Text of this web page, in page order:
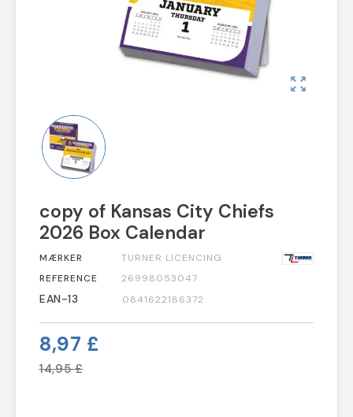
zoom_out_map
copy of Kansas City Chiefs
2026 Box Calendar
MÆRKER
TURNER LICENCING
REFERENCE
26998053047
EAN-13 0841622186372
8,97 £
14,95 £